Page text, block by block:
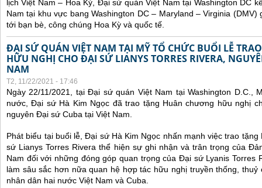
lịch Việt Nam – Hoa Kỳ, Đại sứ quán Việt Nam tại Washington DC
Nam tại khu vực bang Washington DC – Maryland – Virginia
tới bạn bè, công chúng Hoa Kỳ và quốc tế.
ĐẠI SỨ QUÁN VIỆT NAM TẠI MỸ TỔ CHỨC BUỔI LỄ
HỮU NGHỊ CHO ĐẠI SỨ LIANYS TORRES RIVERA,
NAM
T2, 11/22/2021 - 17:46
Ngày 22/11/2021, tại Đại sứ quán Việt Nam tại Washington D.C.,
nước, Đại sứ Hà Kim Ngọc đã trao tặng Huân chương hữu nghị
nguyên Đại sứ Cuba tại Việt Nam.
Phát biểu tại buổi lễ, Đại sứ Hà Kim Ngọc nhấn mạnh việc trao
sứ Lianys Torres Rivera thể hiện sự ghi nhận và trân trọng của
Nam đối với những đóng góp quan trọng của Đại sứ Lyanis Torres
làm sâu sắc hơn nữa quan hệ hợp tác hữu nghị truyền thống,
nhân dân hai nước Việt Nam và Cuba.